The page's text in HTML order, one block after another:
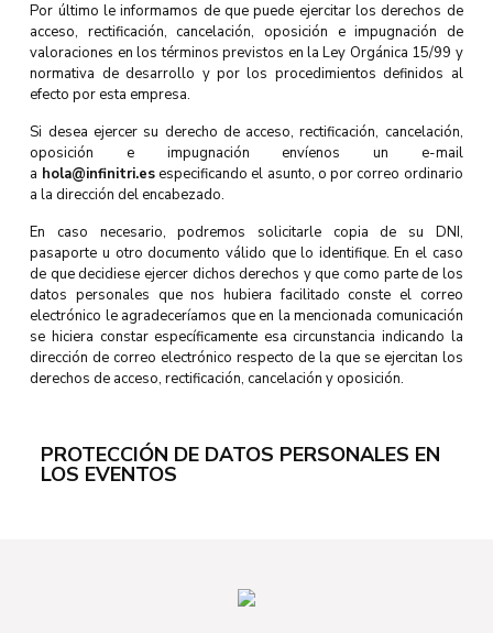
Por último le informamos de que puede ejercitar los derechos de
acceso, rectificación, cancelación, oposición e impugnación de
valoraciones en los términos previstos en la Ley Orgánica 15/99 y
normativa de desarrollo y por los procedimientos definidos al
efecto por esta empresa.
Si desea ejercer su derecho de acceso, rectificación, cancelación,
oposición e impugnación envíenos un e-mail
a hola@infinitri.esespecificando el asunto, o por correo ordinario
a la dirección del encabezado.
En caso necesario, podremos solicitarle copia de su DNI,
pasaporte u otro documento válido que lo identifique. En el caso
de que decidiese ejercer dichos derechos y que como parte de los
datos personales que nos hubiera facilitado conste el correo
electrónico le agradeceríamos que en la mencionada comunicación
se hiciera constar específicamente esa circunstancia indicando la
dirección de correo electrónico respecto de la que se ejercitan los
derechos de acceso, rectificación, cancelación y oposición.
PROTECCIÓN DE DATOS PERSONALES EN
LOS EVENTOS